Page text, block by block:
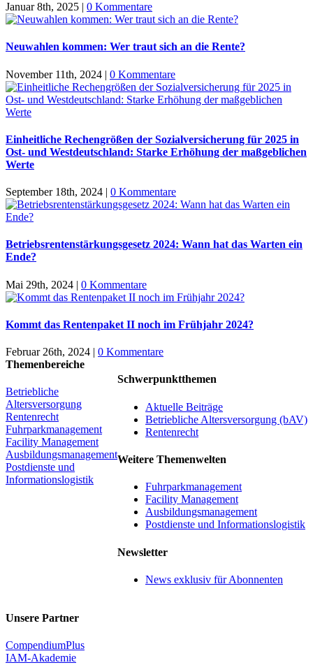
Januar 8th, 2025 | 0 Kommentare
Neuwahlen kommen: Wer traut sich an die Rente?
November 11th, 2024 | 0 Kommentare
Einheitliche Rechengrößen der Sozialversicherung für 2025 in
Ost- und Westdeutschland: Starke Erhöhung der maßgeblichen
Werte
September 18th, 2024 | 0 Kommentare
Betriebsrentenstärkungsgesetz 2024: Wann hat das Warten ein
Ende?
Mai 29th, 2024 | 0 Kommentare
Kommt das Rentenpaket II noch im Frühjahr 2024?
Februar 26th, 2024 | 0 Kommentare
Schwerpunktthemen
Aktuelle Beiträge
Betriebliche Altersversorgung (bAV)
Rentenrecht
Weitere Themenwelten
Fuhrparkmanagement
Facility Management
Ausbildungsmanagement
Postdienste und Informationslogistik
Newsletter
News exklusiv für Abonnenten
Themenbereiche
Betriebliche
Altersversorgung
Rentenrecht
Fuhrparkmanagement
Facility Management
Ausbildungsmanagement
Postdienste und
Informationslogistik
Unsere Partner
CompendiumPlus
IAM-Akademie